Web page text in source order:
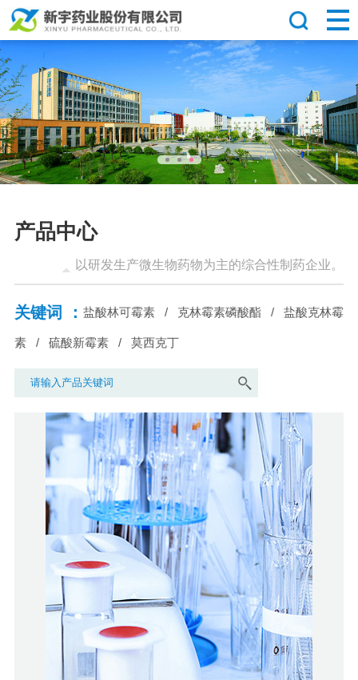
产品中心
以研发生产微生物药物为主的综合性制药企业。
关键词 ： 盐酸林可霉素/ 克林霉素磷酸酯 / 盐酸克林霉
素/ 硫酸新霉素/ 莫西克丁